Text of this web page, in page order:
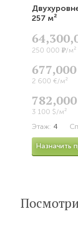
257 м²
250 000 Р/м²
2 600 €/м²
3 100 $/м²
Этаж: 4
Назначить